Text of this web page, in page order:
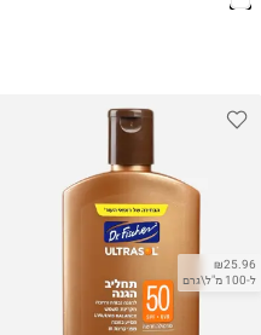
₪25.96
ל-100 מ"ל\גרם